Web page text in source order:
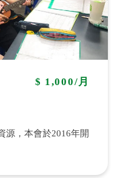
$ 1,000/月
源，本會於2016年開